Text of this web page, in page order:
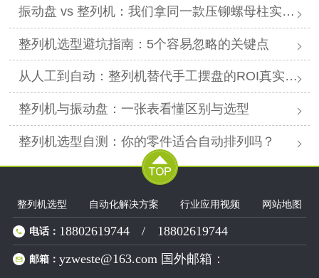
振动盘 vs 整列机：我们拿同一款压铆螺母柱实测了8小时
整列机选型避坑指南：5个容易忽略的关键点
从人工到自动：整列机替代手工摆盘的ROI真实案例测算
整列机与振动盘：一张表看懂区别与选型
整列机选型自测：你的零件适合自动排列吗？
整列机选型 自动化解决方案 行业应用视频 网站地图
电话： 18802619744 / 18802619744
邮箱：yzweste@163.com 国外邮箱：